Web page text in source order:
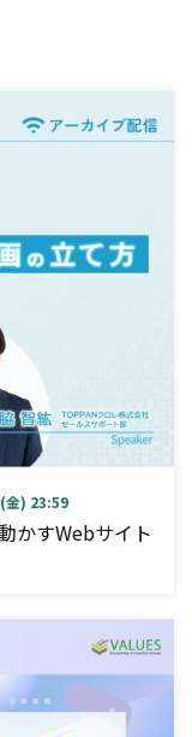
金) 23:59
かすWebサイト